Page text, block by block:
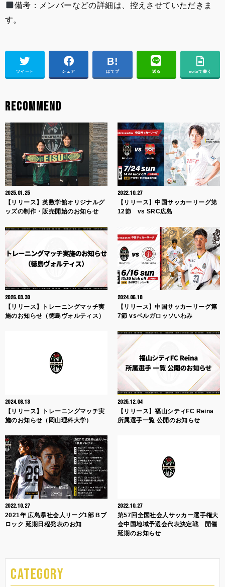
備考：メンバーなどの詳細は、控えさせていただきま
す。
ツイート シェア はてブ 送る noteで書く
RECOMMEND
2025.01.25
【リリース】英数学館オリジナルグ
ッズの制作・販売開始のお知らせ
2022.10.27
【リリース】中国サッカーリーグ第
12節 vs SRC広島
2026.03.30
【リリース】トレーニングマッチ実
施のお知らせ（徳島ヴォルティス）
2024.06.18
【リリース】中国サッカーリーグ第
7節 vsベルガロッソいわみ
2024.08.13
【リリース】トレーニングマッチ実
施のお知らせ（岡山理科大学）
2025.12.04
【リリース】福山シティFC Reina
所属選手一覧 公開のお知らせ
2022.10.27
2021年 広島県社会人リーグ1部 Bブ
ロック 延期日程発表のお知
2022.10.27
第57回全国社会人サッカー選手権大
会中国地域予選会代表決定戦 開催
延期のお知らせ
CATEGORY